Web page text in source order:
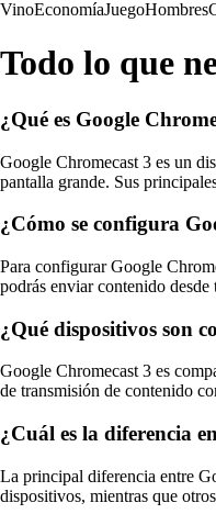
VinoEconomíaJuegoHombres
Todo lo que
¿Qué es Google
Google Chromecast 3 es un
pantalla grande. Sus
¿Cómo se configura
Para configurar Google
podrás enviar contenido
¿Qué dispositivos son
Google Chromecast 3 es
de transmisión de contenido
¿Cuál es la diferencia
La principal diferencia entre
dispositivos, mientras que